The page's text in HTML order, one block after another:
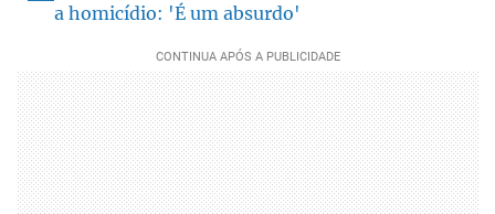
a homicídio: 'É um absurdo'